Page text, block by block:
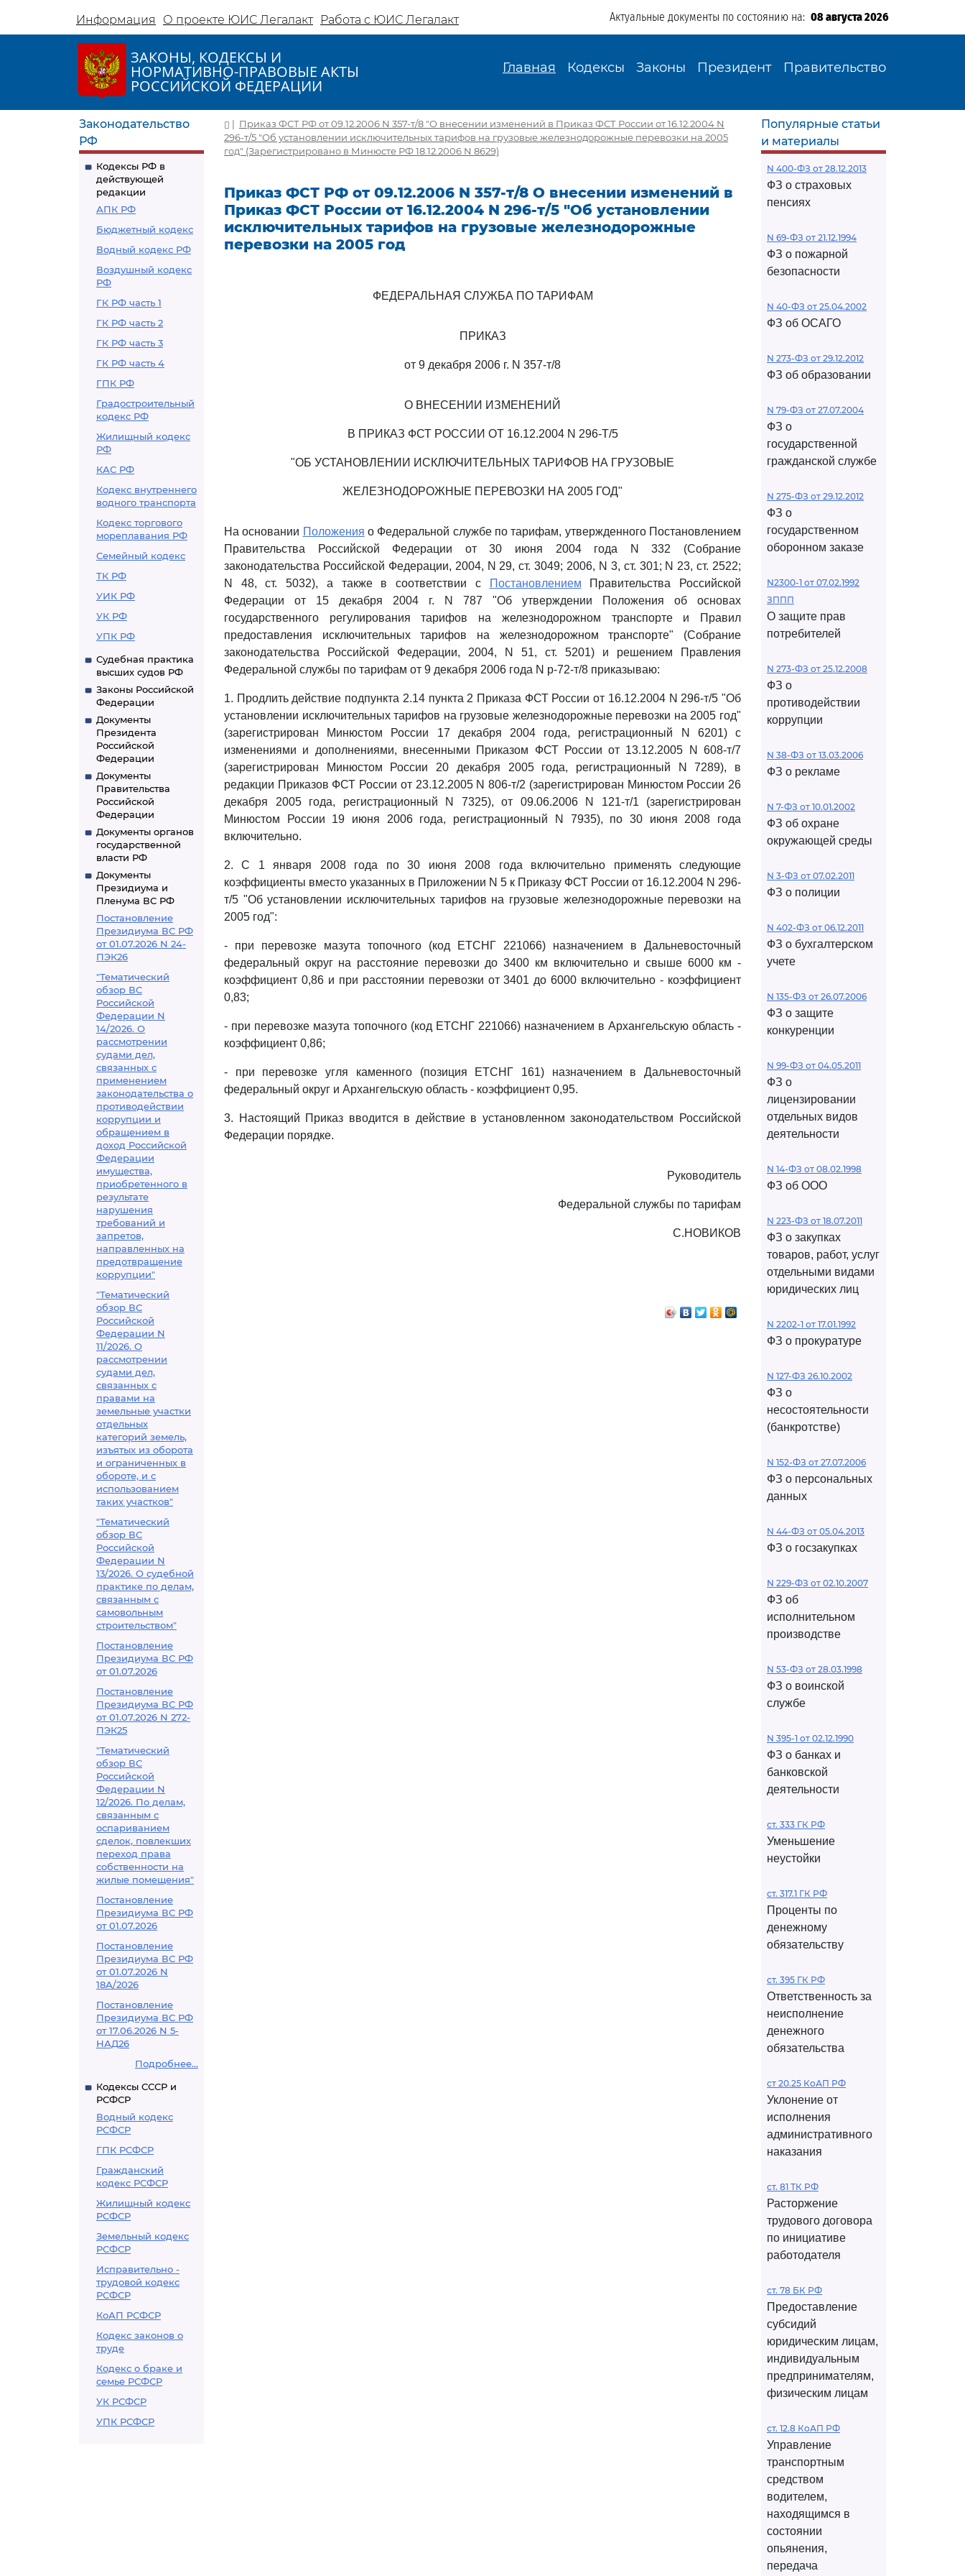
Информация О проекте ЮИС Легалакт Работа с ЮИС Легалакт Актуальные документы по состоянию на: 08 августа 2026
ЗАКОНЫ, КОДЕКСЫ И
НОРМАТИВНО-ПРАВОВЫЕ АКТЫ
РОССИЙСКОЙ ФЕДЕРАЦИИ
Главная Кодексы Законы Президент Правительство
Законодательство
РФ
Кодексы РФ в
действующей
редакции
АПК РФ
Бюджетный кодекс
Водный кодекс РФ
Воздушный кодекс
РФ
ГК РФ часть 1
ГК РФ часть 2
ГК РФ часть 3
ГК РФ часть 4
ГПК РФ
Градостроительный
кодекс РФ
Жилищный кодекс
РФ
КАС РФ
Кодекс внутреннего
водного транспорта
Кодекс торгового
мореплавания РФ
Семейный кодекс
ТК РФ
УИК РФ
УК РФ
УПК РФ
Судебная практика
высших судов РФ
Законы Российской
Федерации
Документы
Президента
Российской
Федерации
Документы
Правительства
Российской
Федерации
Документы органов
государственной
власти РФ
Документы
Президиума и
Пленума ВС РФ
Постановление
Президиума ВС РФ
от 01.07.2026 N 24-
ПЭК26
"Тематический
обзор ВС
Российской
Федерации N
14/2026. О
рассмотрении
судами дел,
связанных с
применением
законодательства о
противодействии
коррупции и
обращением в
доход Российской
Федерации
имущества,
приобретенного в
результате
нарушения
требований и
запретов,
направленных на
предотвращение
коррупции"
"Тематический
обзор ВС
Российской
Федерации N
11/2026. О
рассмотрении
судами дел,
связанных с
правами на
земельные участки
отдельных
категорий земель,
изъятых из оборота
и ограниченных в
обороте, и с
использованием
таких участков"
"Тематический
обзор ВС
Российской
Федерации N
13/2026. О судебной
практике по делам,
связанным с
самовольным
строительством"
Постановление
Президиума ВС РФ
от 01.07.2026
Постановление
Президиума ВС РФ
от 01.07.2026 N 272-
ПЭК25
"Тематический
обзор ВС
Российской
Федерации N
12/2026. По делам,
связанным с
оспариванием
сделок, повлекших
переход права
собственности на
жилые помещения"
Постановление
Президиума ВС РФ
от 01.07.2026
Постановление
Президиума ВС РФ
от 01.07.2026 N
18А/2026
Постановление
Президиума ВС РФ
от 17.06.2026 N 5-
НАД26
Подробнее...
Кодексы СССР и
РСФСР
Водный кодекс
РСФСР
ГПК РСФСР
Гражданский
кодекс РСФСР
Жилищный кодекс
РСФСР
Земельный кодекс
РСФСР
Исправительно -
трудовой кодекс
РСФСР
КоАП РСФСР
Кодекс законов о
труде
Кодекс о браке и
семье РСФСР
УК РСФСР
УПК РСФСР
| Приказ ФСТ РФ от 09.12.2006 N 357-т/8 "О внесении изменений в Приказ ФСТ России от 16.12.2004 N
296-т/5 "Об установлении исключительных тарифов на грузовые железнодорожные перевозки на 2005
год" (Зарегистрировано в Минюсте РФ 18.12.2006 N 8629)
Приказ ФСТ РФ от 09.12.2006 N 357-т/8 О внесении изменений в
Приказ ФСТ России от 16.12.2004 N 296-т/5 "Об установлении
исключительных тарифов на грузовые железнодорожные
перевозки на 2005 год
ФЕДЕРАЛЬНАЯ СЛУЖБА ПО ТАРИФАМ
ПРИКАЗ
от 9 декабря 2006 г. N 357-т/8
О ВНЕСЕНИИ ИЗМЕНЕНИЙ
В ПРИКАЗ ФСТ РОССИИ ОТ 16.12.2004 N 296-Т/5
"ОБ УСТАНОВЛЕНИИ ИСКЛЮЧИТЕЛЬНЫХ ТАРИФОВ НА ГРУЗОВЫЕ
ЖЕЛЕЗНОДОРОЖНЫЕ ПЕРЕВОЗКИ НА 2005 ГОД"
На основании Положения о Федеральной службе по тарифам, утвержденного Постановлением
Правительства Российской Федерации от 30 июня 2004 года N 332 (Собрание
законодательства Российской Федерации, 2004, N 29, ст. 3049; 2006, N 3, ст. 301; N 23, ст. 2522;
N 48, ст. 5032), а также в соответствии с
Постановлением Правительства Российской
Федерации от 15 декабря 2004 г. N 787 "Об утверждении Положения об основах
государственного регулирования тарифов на железнодорожном транспорте и Правил
предоставления исключительных тарифов на железнодорожном транспорте" (Собрание
законодательства Российской Федерации, 2004, N 51, ст. 5201) и решением Правления
Федеральной службы по тарифам от 9 декабря 2006 года N р-72-т/8 приказываю:
1. Продлить действие подпункта 2.14 пункта 2 Приказа ФСТ России от 16.12.2004 N 296-т/5 "Об
установлении исключительных тарифов на грузовые железнодорожные перевозки на 2005 год"
(зарегистрирован Минюстом России 17 декабря 2004 года, регистрационный N 6201) с
изменениями и дополнениями, внесенными Приказом ФСТ России от 13.12.2005 N 608-т/7
(зарегистрирован Минюстом России 20 декабря 2005 года, регистрационный N 7289), в
редакции Приказов ФСТ России от 23.12.2005 N 806-т/2 (зарегистрирован Минюстом России 26
декабря 2005 года, регистрационный N 7325), от 09.06.2006 N 121-т/1 (зарегистрирован
Минюстом России 19 июня 2006 года, регистрационный N 7935), по 30 июня 2008 года
включительно.
2. С 1 января 2008 года по 30 июня 2008 года включительно применять следующие
коэффициенты вместо указанных в Приложении N 5 к Приказу ФСТ России от 16.12.2004 N 296-
т/5 "Об установлении исключительных тарифов на грузовые железнодорожные перевозки на
2005 год":
- при перевозке мазута топочного (код ЕТСНГ 221066) назначением в Дальневосточный
федеральный округ на расстояние перевозки до 3400 км включительно и свыше 6000 км -
коэффициент 0,86 и при расстоянии перевозки от 3401 до 6000 включительно - коэффициент
0,83;
- при перевозке мазута топочного (код ЕТСНГ 221066) назначением в Архангельскую область -
коэффициент 0,86;
- при перевозке угля каменного (позиция ЕТСНГ 161) назначением в Дальневосточный
федеральный округ и Архангельскую область - коэффициент 0,95.
3. Настоящий Приказ вводится в действие в установленном законодательством Российской
Федерации порядке.
Руководитель
Федеральной службы по тарифам
С.НОВИКОВ
Популярные статьи
и материалы
N 400-ФЗ от 28.12.2013
ФЗ о страховых
пенсиях
N 69-ФЗ от 21.12.1994
ФЗ о пожарной
безопасности
N 40-ФЗ от 25.04.2002
ФЗ об ОСАГО
N 273-ФЗ от 29.12.2012
ФЗ об образовании
N 79-ФЗ от 27.07.2004
ФЗ о
государственной
гражданской службе
N 275-ФЗ от 29.12.2012
ФЗ о
государственном
оборонном заказе
N2300-1 от 07.02.1992
ЗППП
О защите прав
потребителей
N 273-ФЗ от 25.12.2008
ФЗ о
противодействии
коррупции
N 38-ФЗ от 13.03.2006
ФЗ о рекламе
N 7-ФЗ от 10.01.2002
ФЗ об охране
окружающей среды
N 3-ФЗ от 07.02.2011
ФЗ о полиции
N 402-ФЗ от 06.12.2011
ФЗ о бухгалтерском
учете
N 135-ФЗ от 26.07.2006
ФЗ о защите
конкуренции
N 99-ФЗ от 04.05.2011
ФЗ о
лицензировании
отдельных видов
деятельности
N 14-ФЗ от 08.02.1998
ФЗ об ООО
N 223-ФЗ от 18.07.2011
ФЗ о закупках
товаров, работ, услуг
отдельными видами
юридических лиц
N 2202-1 от 17.01.1992
ФЗ о прокуратуре
N 127-ФЗ 26.10.2002
ФЗ о
несостоятельности
(банкротстве)
N 152-ФЗ от 27.07.2006
ФЗ о персональных
данных
N 44-ФЗ от 05.04.2013
ФЗ о госзакупках
N 229-ФЗ от 02.10.2007
ФЗ об
исполнительном
производстве
N 53-ФЗ от 28.03.1998
ФЗ о воинской
службе
N 395-1 от 02.12.1990
ФЗ о банках и
банковской
деятельности
ст. 333 ГК РФ
Уменьшение
неустойки
ст. 317.1 ГК РФ
Проценты по
денежному
обязательству
ст. 395 ГК РФ
Ответственность за
неисполнение
денежного
обязательства
ст 20.25 КоАП РФ
Уклонение от
исполнения
административного
наказания
ст. 81 ТК РФ
Расторжение
трудового договора
по инициативе
работодателя
ст. 78 БК РФ
Предоставление
субсидий
юридическим лицам,
индивидуальным
предпринимателям,
физическим лицам
ст. 12.8 КоАП РФ
Управление
транспортным
средством
водителем,
находящимся в
состоянии
опьянения,
передача